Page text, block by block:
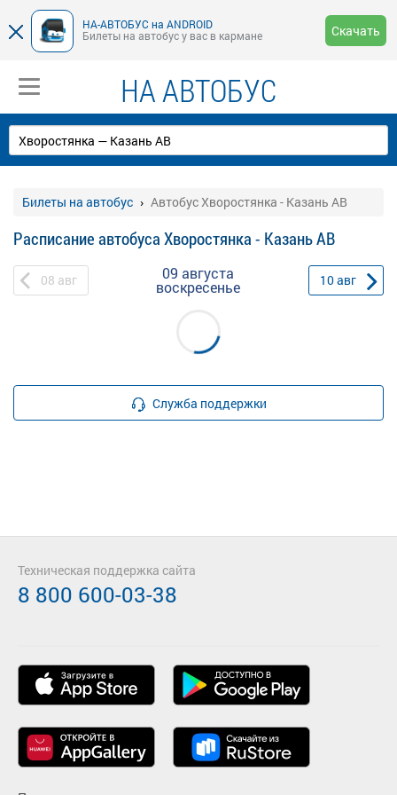
НА-АВТОБУС на ANDROID
Билеты на автобус у вас в кармане
Скачать
НА АВТОБУС
Билеты на автобус Автобус Хворостянка - Казань АВ
Расписание автобуса Хворостянка - Казань АВ
08 авг 09 августа
воскресенье 10авг
Служба поддержки
Техническая поддержка сайта
8 800 600-03-38